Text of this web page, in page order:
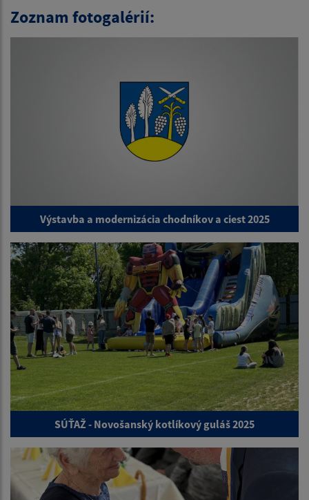
Zoznam fotogalérií:
Výstavba a modernizácia chodníkov a ciest 2025
SÚŤAŽ - Novošanský kotlíkový guláš 2025